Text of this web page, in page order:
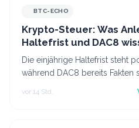
BTC-ECHO
Krypto-Steuer: Was
Haltefrist und DAC8
Die einjährige Haltefrist steht
während DAC8 bereits Fakten
vor 14 Std.